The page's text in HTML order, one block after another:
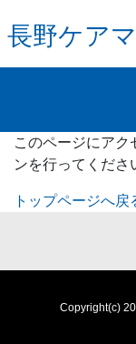
長野ケア
このページにアク
ンを行ってくださ
トップページへ戻
Copyright(c)